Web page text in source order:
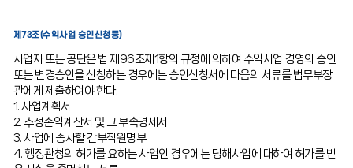
제73조(수익사업 승인신청등)
사업자 또는 공단은 법 제96조제1항의 규정에 의하여 수익사업 경영의 승인
또는 변경승인을 신청하는 경우에는 승인신청서에 다음의 서류를 법무부장
관에게 제출하여야 한다.
1. 사업계획서
2. 추정손익계산서 및 그 부속명세서
3. 사업에 종사할 간부직원명부
4. 행정관청의 허가를 요하는 사업인 경우에는 당해사업에 대하여 허가를 받